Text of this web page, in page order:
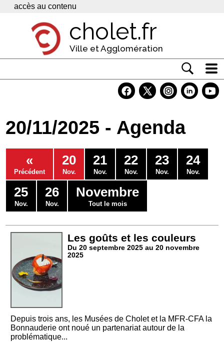
Panneau de gestion des cookies
accès au contenu
cholet.fr
Ville et Agglomération
Economie
Services
Contacts
20/11/2025 - Agenda
«
Précédent
20
Nov.
21
Nov.
22
Nov.
23
Nov.
24
Nov.
25
Nov.
26
Nov.
Novembre
Tout le mois
Les goûts et les couleurs
Du 20 septembre 2025 au 20 novembre
2025
Depuis trois ans, les Musées de Cholet et la MFR-CFA la
Bonnauderie ont noué un partenariat autour de la
problématique...